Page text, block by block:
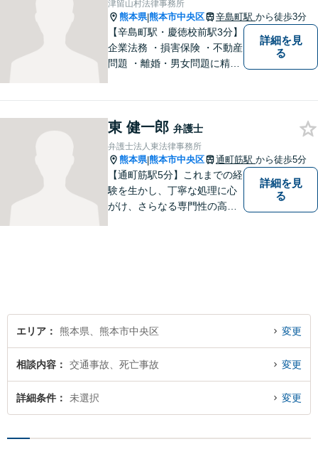
津留山村法律事務所
熊本県|熊本市中央区 辛島町駅 から徒歩3分
【辛島町駅・慶徳校前駅3分】
企業法務 ・損害保険 ・不動産
問題 ・離婚・男女問題に精通
詳細を見
る
東 健一郎 弁護士
弁護士法人東法律事務所
熊本県|熊本市中央区 通町筋駅 から徒歩5分
【通町筋駅5分】これまでの経
験を生かし、丁寧な処理に心
がけ、さらなる専門性の高い
詳細を見
る
エリア 熊本県、熊本市中央区 変更
相談内容 交通事故、死亡事故 変更
詳細条件 未選択 変更